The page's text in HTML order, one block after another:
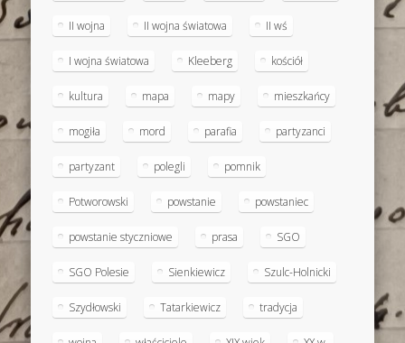
II wojna II wojna światowa II wś
I wojna światowa Kleeberg kościół
kultura mapa mapy mieszkańcy
mogiła mord parafia partyzanci
partyzant polegli pomnik
Potworowski powstanie powstaniec
powstanie styczniowe prasa SGO
SGO Polesie Sienkiewicz Szulc-Holnicki
Szydłowski Tatarkiewicz tradycja